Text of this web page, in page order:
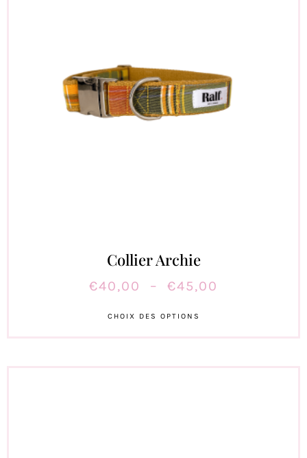
Collier Archie
€40,00 – €45,00
CHOIX DES OPTIONS